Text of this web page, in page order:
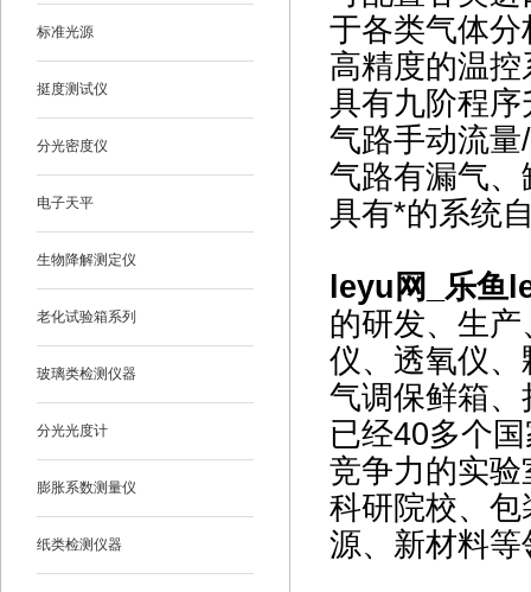
标准光源
挺度测试仪
分光密度仪
电子天平
生物降解测定仪
老化试验箱系列
玻璃类检测仪器
分光光度计
膨胀系数测量仪
纸类检测仪器
于各类气体分
高精度的温
具有九阶程序
气路手动流
气路有漏气
具有*的系统
leyu网_乐鱼
的研发、生
仪、透氧仪
气调保鲜箱
已经40多个
竞争力的实
科研院校、
源、新材料等